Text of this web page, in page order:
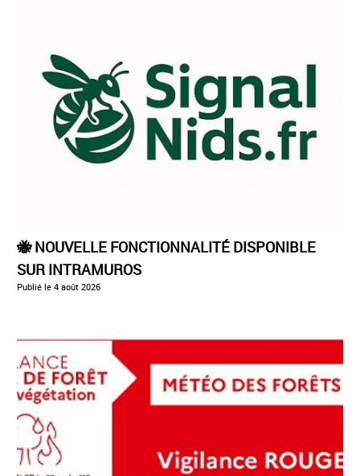
🐝 NOUVELLE FONCTIONNALITÉ DISPONIBLE
SUR INTRAMUROS
Publié le 4 août 2026